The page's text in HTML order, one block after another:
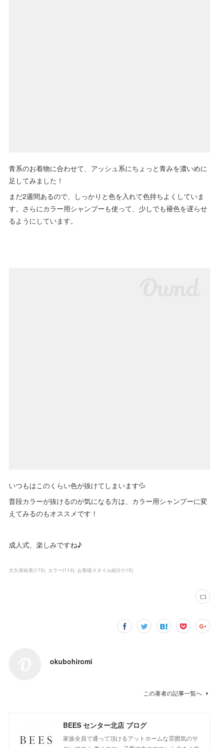
青系のお着物に合わせて、アッシュ系にちょっと青みを濃いめに
足してみました！
まだ2週間あるので、しっかりと色を入れて色持ちよくしていま
す。さらにカラー用シャンプーも使って、少しでも褪色を遅らせ
るようにしています。
いつもはこのくらい色が抜けてしまいます💦
普段カラーが抜けるのが気になる方は、カラー用シャンプーに変
えてみるのもオススメです！
成人式、楽しみですね♪
大久保祐美(173) カラー(113) お客様スタイル紹介(115)
okubohiromi
この著者の記事一覧へ
BEES センター北店 ブログ
家族全員で通って頂けるアットホームな雰囲気のサ